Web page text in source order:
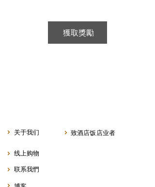
獲取獎勵
关于我们
线上购物
联系我㥃
致酒店饭店业者